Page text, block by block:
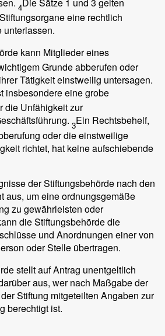
4
eine rechtlich
unterlassen.
kann Mitglieder eines
Grunde abberufen oder
Tätigkeit einstweilig untersagen.
insbesondere eine grobe
die Unfähigkeit zur
3Ein Rechtsbehelf,
oder die einstweilige
richtet, hat keine aufschiebende
der Stiftungsbehörde nach den
aus, um eine ordnungsgemäße
zu gewährleisten oder
die Stiftungsbehörde die
und Anordnungen einer von
oder Stelle übertragen.
stellt auf Antrag unentgeltlich
aus, wer nach Maßgabe der
Stiftung mitgeteilten Angaben zur
berechtigt ist.